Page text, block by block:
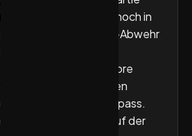
brachte. Besser als noch in
nun auch die TuS-Abwehr
21:18-Führung (42.)
leider, auf vier Tore
ziehen. Auf einen tollen
ein unmotivierter Fehlpass.
bald ein 22:22 (46.) auf der